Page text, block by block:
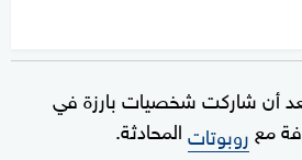
أن شاركت شخصيات بارزة في
معروبوتاتالمحادثة.